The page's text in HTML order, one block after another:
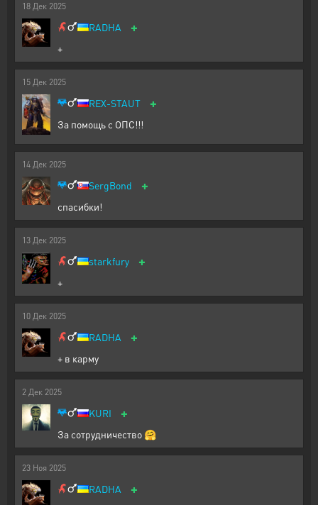
18 Дек 2025
RADHA +
+
15 Дек 2025
REX-STAUT +
За помощь с ОПС!!!
14 Дек 2025
SergBond +
спасибки!
13 Дек 2025
starkfury +
+
10 Дек 2025
RADHA +
+ в карму
2 Дек 2025
KURI +
За сотрудничество 🤗
23 Ноя 2025
RADHA +